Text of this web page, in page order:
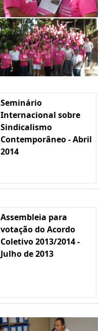
Seminário
Internacional sobre
Sindicalismo
Contemporâneo - Abril
2014
Assembleia para
votação do Acordo
Coletivo 2013/2014 -
Julho de 2013